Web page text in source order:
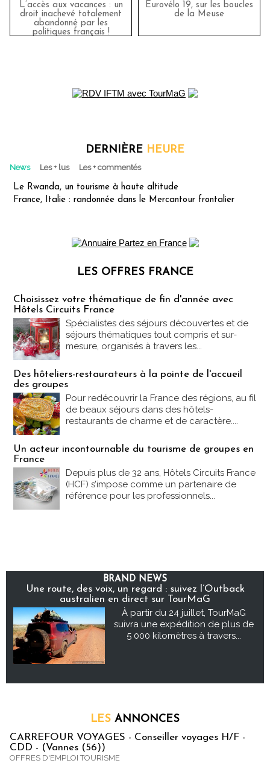
L’accès aux vacances : un
droit inachevé totalement
abandonné par les
politiques français !
Eurovélo 19, sur les boucles
de la Meuse
DERNIÈRE HEURE
News Les + lus Les + commentés
Le Rwanda, un tourisme à haute altitude
France, Italie : randonnée dans le Mercantour frontalier
LES OFFRES FRANCE
Choisissez votre thématique de fin d'année avec
Hôtels Circuits France
Spécialistes des séjours découvertes et de
séjours thématiques tout compris et sur-
mesure, organisés à travers les...
Des hôteliers-restaurateurs à la pointe de l'accueil
des groupes
Pour redécouvrir la France des régions, au fil
de beaux séjours dans des hôtels-
restaurants de charme et de caractère....
Un acteur incontournable du tourisme de groupes en
France
Depuis plus de 32 ans, Hôtels Circuits France
(HCF) s’impose comme un partenaire de
référence pour les professionnels...
BRAND NEWS
Une route, des voix, un regard : suivez l’Outback
australien en direct sur TourMaG
À partir du 24 juillet, TourMaG
suivra une expédition de plus de
5 000 kilomètres à travers...
LES ANNONCES
CARREFOUR VOYAGES - Conseiller voyages H/F -
CDD - (Vannes (56))
OFFRES D'EMPLOI TOURISME